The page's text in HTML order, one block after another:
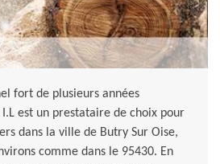
fort de plusieurs années
I.L est un prestataire de choix pour
dans la ville de Butry Sur Oise,
comme dans le 95430. En